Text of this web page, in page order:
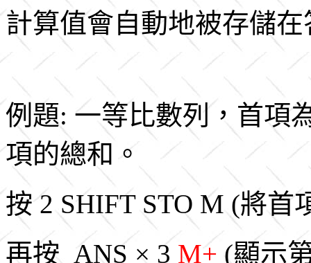
計算值會自動地被存儲
例題: 一等比數列，首項
項的總和。
按 2 SHIFT STO M (將首
再按 ANS × 3 M+ (顯示